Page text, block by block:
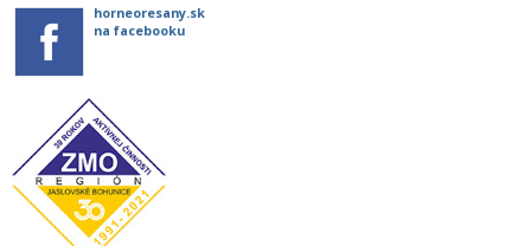
horneoresany.sk
na facebooku